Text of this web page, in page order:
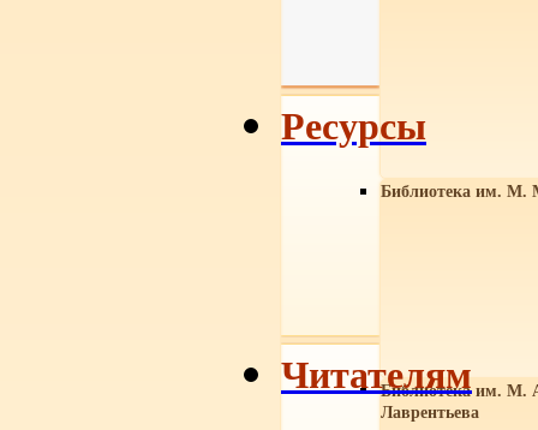
Библиотека им. М.
Библиотека им. М.
Лаврентьева
Ресурсы
Читателям